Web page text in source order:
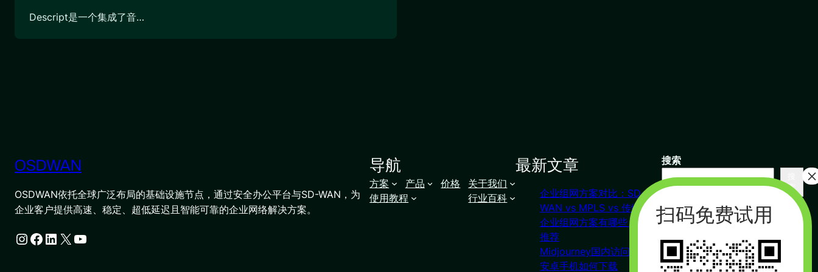
Descript是一个集成了音…
OSDWAN
OSDWAN依托全球广泛布局的基础设施节点，通过安全办公平台与SD-WAN，为
企业客户提供高速、稳定、超低延迟且智能可靠的企业网络解决方案。
Instagram Facebook LinkedIn X YouTube
导航
方案 产品 价格
关于我们
使用教程
行业百科
最新文章
企业组网方案对比：SD-
WAN vs MPLS vs 传统VPN
企业组网方案有哪些？对比
推荐
Midjourney国内访问教程
安卓手机如何下载
搜索
索
联系我们
杭州（总部） 北京 长沙
广州
合作：17357178761（微信同